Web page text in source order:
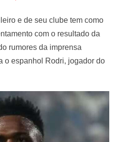
e de seu clube tem como
com o resultado da
rumores da imprensa
o espanhol Rodri, jogador do